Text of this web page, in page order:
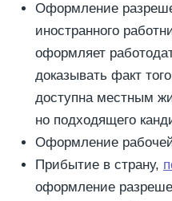
Оформление
иностранного
оформляет
доказывать факт
доступна местным
но подходящего
Оформление
Прибытие в страну,
оформление